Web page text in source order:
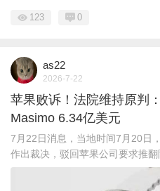
123 0
as22
2026-7-22
苹果败诉！法院维持原判
Masimo 6.34亿美元
7月22日消息，当地时间7月20日
作出裁决，驳回苹果公司要求推翻